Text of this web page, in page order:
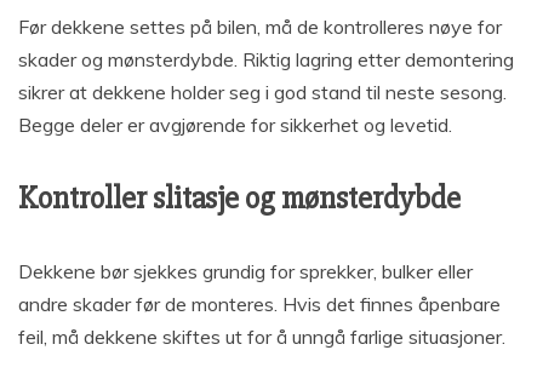
Før dekkene settes på bilen, må de kontrolleres nøye for
skader og mønsterdybde. Riktig lagring etter demontering
sikrer at dekkene holder seg i god stand til neste sesong.
Begge deler er avgjørende for sikkerhet og levetid.
Kontroller slitasje og mønsterdybde
Dekkene bør sjekkes grundig for sprekker, bulker eller
andre skader før de monteres. Hvis det finnes åpenbare
feil, må dekkene skiftes ut for å unngå farlige situasjoner.